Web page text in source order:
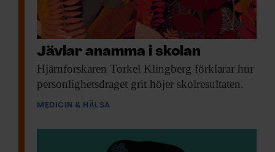
Jävlar anamma i skolan
Hjärnforskaren Torkel Klingberg förklarar hur
personlighetsdraget grit höjer skolresultaten.
MEDICIN & HÄLSA